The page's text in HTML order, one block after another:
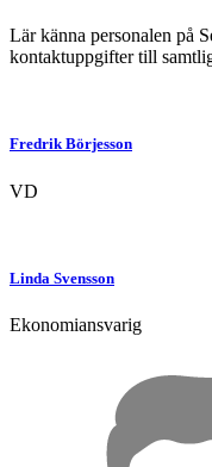
Lär känna personalen på
kontaktuppgifter till
Fredrik Börjesson
VD
Linda Svensson
Ekonomiansvarig